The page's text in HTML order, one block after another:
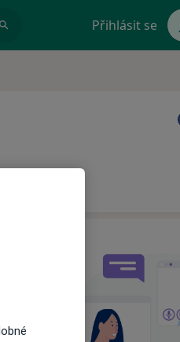
Přihlásit se